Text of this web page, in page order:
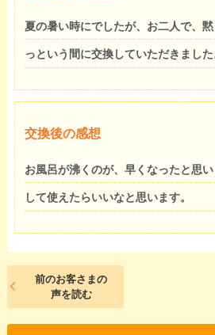
夏の暑い時にでしたが、お二人で、
っという間に交換していただきました
交換後の感想
お風呂が沸くのが、早くなったと思
して使えたらいいなと思います。
前のお客さまの
声を読む